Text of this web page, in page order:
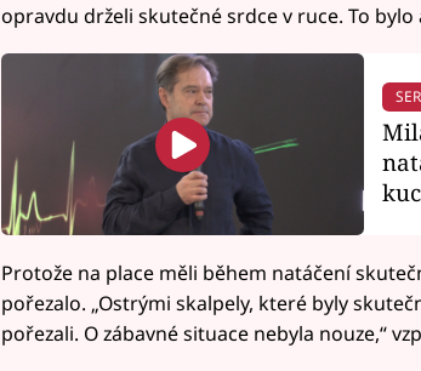
opravdu drželi skutečné srdce v ruce. To
Protože na place měli během natáčení
pořezalo. „Ostrými skalpely, které byly
pořezali. O zábavné situace nebyla nouze,“